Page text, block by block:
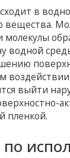
в
вещества.
молекулы
водной
выйти
пленкой.